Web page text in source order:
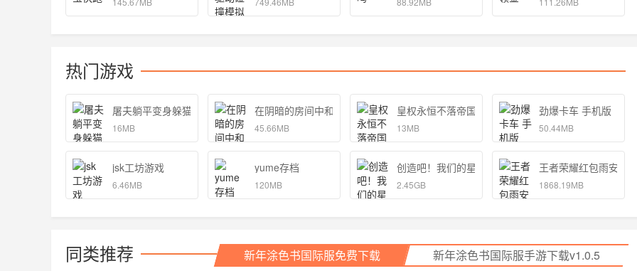
热门游戏
屠夫躺平变身躲猫猫游戏安卓版 1.0
16MB
在阴暗的房间中和独孤的女孩子的物语 手机版
45.66MB
皇权永恒不落帝国官方
13MB
劲爆卡车 手机版
50.44MB
jsk工坊游戏
6.46MB
yume存档
120MB
创造吧！我们的星球
2.45GB
王者荣耀红包雨安卓
1868.19MB
同类推荐 新年涂色书国际服免费下载 新年涂色书国际服手游下载v1.0.5